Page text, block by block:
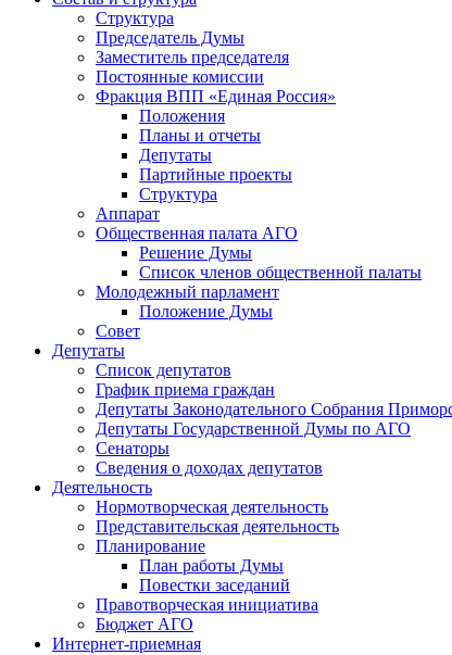
Структура
Председатель Думы
Заместитель председателя
Постоянные комиссии
Фракция ВПП «Единая Россия»
Положения
Планы и отчеты
Депутаты
Партийные проекты
Структура
Аппарат
Общественная палата АГО
Решение Думы
Список членов общественной палаты
Молодежный парламент
Положение Думы
Совет
Депутаты
Список депутатов
График приема граждан
Депутаты Законодательного Собрания
Депутаты Государственной Думы по АГО
Сенаторы
Сведения о доходах депутатов
Деятельность
Нормотворческая деятельность
Представительская деятельность
Планирование
План работы Думы
Повестки заседаний
Правотворческая инициатива
Бюджет АГО
Интернет-приемная